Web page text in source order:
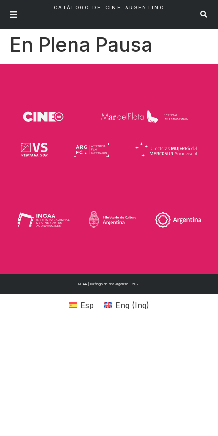
CATÁLOGO DE CINE ARGENTINO
En Plena Pausa
INCAA | Catálogo de cine Argentino | 2023
Esp Eng (Ing)